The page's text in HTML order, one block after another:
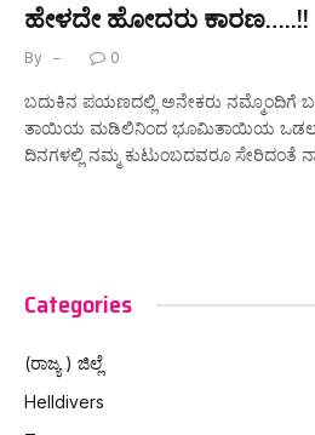
ಹೇಳದೇ ಹೋದರು ಕಾರಣ…..!!
By 0
ಬದುಕಿನ ಪಯಣದಲ್ಲಿ ಅನೇಕರು ನಮ್ಮೊಂದಿಗೆ
ತಾಯಿಯ ಮಡಿಲಿನಿಂದ ಭೂಮಿತಾಯಿಯ ಒಡಲು
ದಿನಗಳಲ್ಲಿ ನಮ್ಮ ಕುಟುಂಬದವರೂ ಸೇರಿದಂತೆ
Categories
(ರಾಜ್ಯ ) ಜಿಲ್ಲೆ
Helldivers